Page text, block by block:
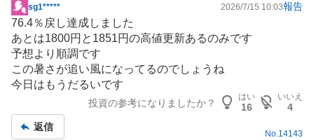
掲
示
板
記
事
sg1***** 2026/7/15 10:03報告
76.4％戻し達成しました
あとは1800円と1851円の高値更新あるのみです
予想より順調です
この暑さが追い風になってるのでしょうね
今日はもうだるいです
投資の参考になりましたか？
はい
16
いいえ
4
返信
No.14143